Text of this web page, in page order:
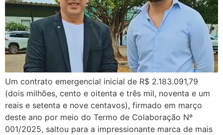
Um contrato emergencial inicial de R$ 2.183.091,79
(dois milhões, cento e oitenta e três mil, noventa e um
reais e setenta e nove centavos), firmado em março
deste ano por meio do Termo de Colaboração Nº
001/2025, saltou para a impressionante marca de mais